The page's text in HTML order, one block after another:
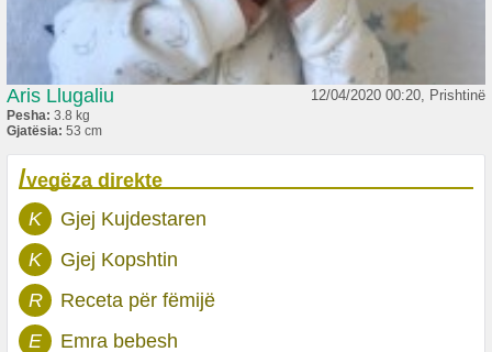
Aris Llugaliu 12/04/2020 00:20, Prishtinë
Pesha: 3.8 kg
Gjatësia: 53 cm
/vegëza direkte
K
Gjej Kujdestaren
K
Gjej Kopshtin
R
Receta për fëmijë
E
Emra bebesh